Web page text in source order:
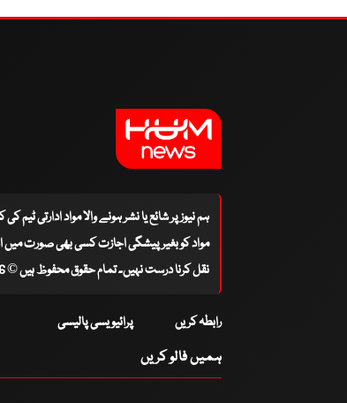
ہم نیوز پر شائع یا نشر ہونے والا مواد ادارتی
مواد کو بغیر پیشگی اجازت کسی بھی صورت میں
نقل کرنا درست نہیں۔ تمام حقوق محفوظ ہیں © 2026
رابطہ کریں پرائیویسی پالیسی
ہمیں فالو کریں